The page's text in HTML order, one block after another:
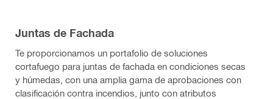
Juntas de Fachada
Te proporcionamos un portafolio de soluciones
cortafuego para juntas de fachada en condiciones secas
y húmedas, con una amplia gama de aprobaciones con
clasificación contra incendios, junto con atributos